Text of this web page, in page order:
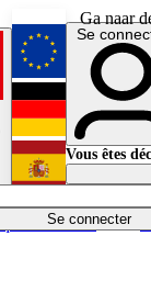
Ga naar
Se connecter
Économie
English
Deutsch
Español
Se
Vous êtes